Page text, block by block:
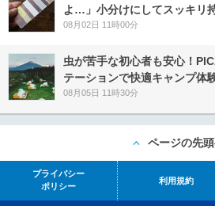
よ…」小分けにしてスッキリ
08月02日 11時00分
虫が苦手な初心者も安心！
テーションで快適キャンプ体
08月05日 11時30分
ページの先
プライバシー
ポリシー
利用規約